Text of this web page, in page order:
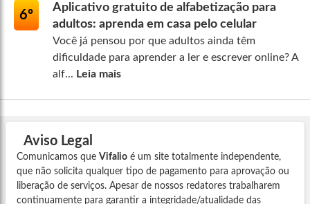
6º
Aplicativo gratuito de alfabetização para
adultos: aprenda em casa pelo celular
Você já pensou por que adultos ainda têm
dificuldade para aprender a ler e escrever online? A
alf... Leia mais
Aviso Legal
Comunicamos que Vifalio é um site totalmente independente,
que não solicita qualquer tipo de pagamento para aprovação ou
liberação de serviços. Apesar de nossos redatores trabalharem
continuamente para garantir a integridade/atualidade das